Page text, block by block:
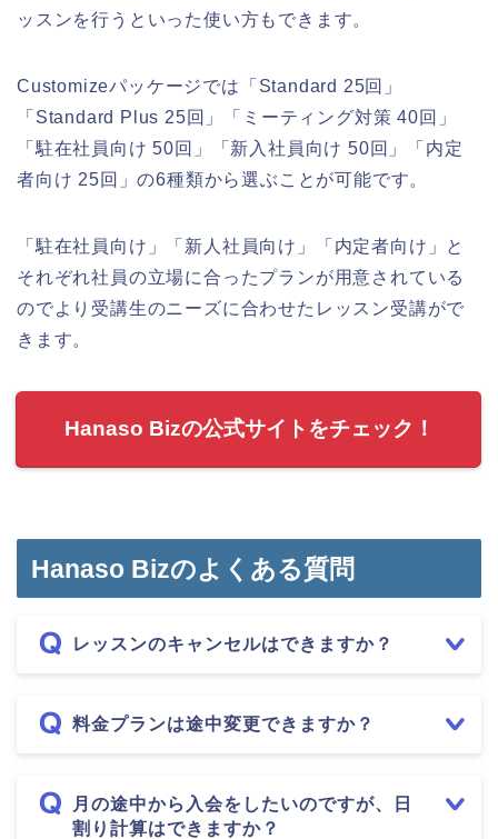
ッスンを行うといった使い方もできます。
Customizeパッケージでは「Standard 25回」
「Standard Plus 25回」「ミーティング対策 40回」
「駐在社員向け 50回」「新入社員向け 50回」「内定
者向け 25回」の6種類から選ぶことが可能です。
「駐在社員向け」「新人社員向け」「内定者向け」と
それぞれ社員の立場に合ったプランが用意されている
のでより受講生のニーズに合わせたレッスン受講がで
きます。
Hanaso Bizの公式サイトをチェック！
Hanaso Bizのよくある質問
レッスンのキャンセルはできますか？
料金プランは途中変更できますか？
月の途中から入会をしたいのですが、日
割り計算はできますか？